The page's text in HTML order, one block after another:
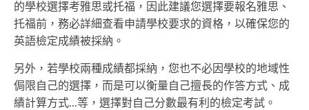
的學校選擇考雅思或托福，因此建議您選擇要報名雅思、
托福前，務必詳細查看申請學校要求的資格，以確保您的
英語檢定成績被採納。
另外，若學校兩種成績都採納，您也不必因學校的地域性
侷限自己的選擇，而是可以衡量自己擅長的作答方式、成
績計算方式...等，選擇對自己分數最有利的檢定考試。